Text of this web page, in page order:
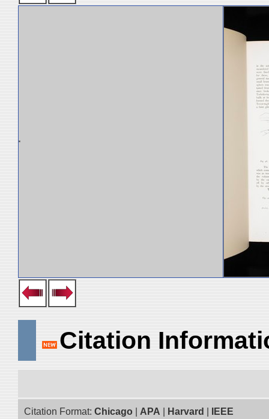
Citation
Citation Format: Chicago APA Harvard IEEE